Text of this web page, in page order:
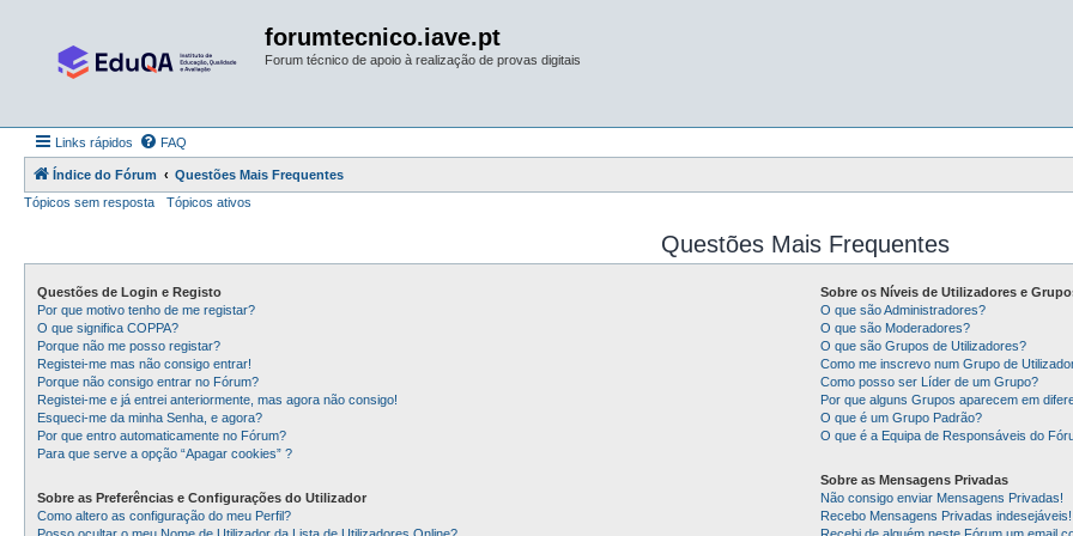
forumtecnico.iave.pt
Forum técnico de apoio à realização de provas digitais
Links rápidos FAQ
Índice do Fórum
Questões Mais Frequentes
Tópicos sem resposta
Tópicos ativos
Questões Mais Frequentes
Questões de Login e Registo
Por que motivo tenho de me registar?
O que significa COPPA?
Porque não me posso registar?
Registei-me mas não consigo entrar!
Porque não consigo entrar no Fórum?
Registei-me e já entrei anteriormente, mas agora não consigo!
Esqueci-me da minha Senha, e agora?
Por que entro automaticamente no Fórum?
Para que serve a opção “Apagar cookies” ?
Sobre as Preferências e Configurações do Utilizador
Como altero as configuração do meu Perfil?
Sobre os Níveis de Utilizadores e
O que são Administradores?
O que são Moderadores?
O que são Grupos de Utilizadores?
Como me inscrevo num Grupo de
Como posso ser Líder de um Grupo?
Por que alguns Grupos aparecem em
O que é um Grupo Padrão?
O que é a Equipa de Responsáveis do
Sobre as Mensagens Privadas
Não consigo enviar Mensagens Privadas!
Recebo Mensagens Privadas indesejáveis!